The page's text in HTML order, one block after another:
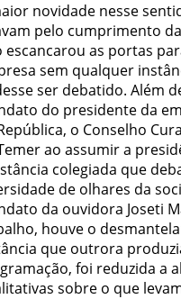
novidade nesse
pelo cumprimento
escancarou as portas
sem qualquer
ser debatido. Além
do presidente da
o Conselho
ao assumir a
colegiada que
de olhares da
da ouvidora Joseti
houve o
que outrora
foi reduzida a
sobre o que